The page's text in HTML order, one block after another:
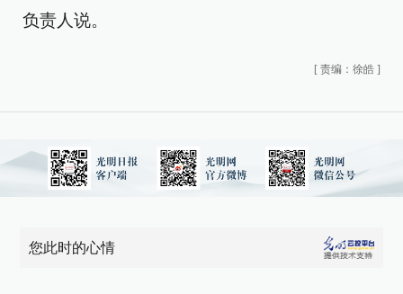
负责人说。
[ 责编：徐皓 ]
您此时的心情